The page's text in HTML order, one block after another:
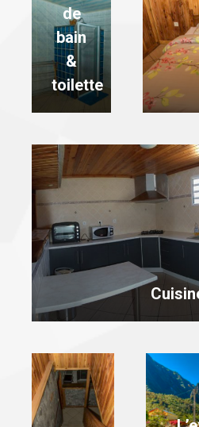
de
bain
&
toilette